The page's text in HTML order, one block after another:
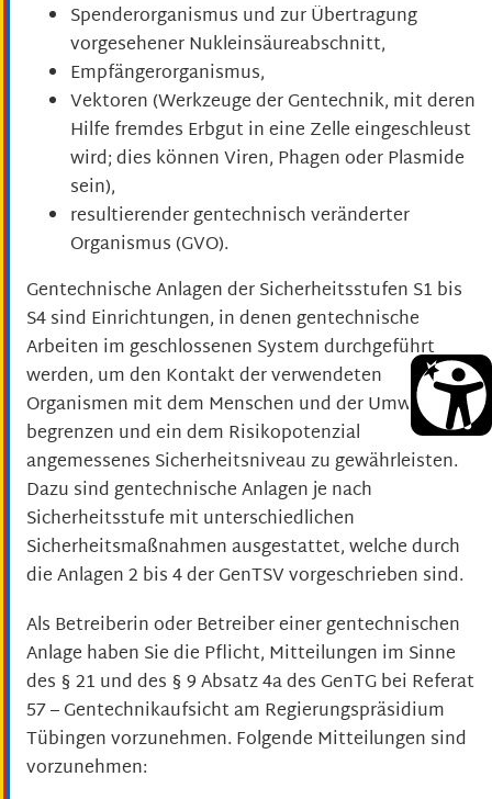
Spenderorganismus und zur Übertragung
vorgesehener Nukleinsäureabschnitt,
Empfängerorganismus,
Vektoren (Werkzeuge der Gentechnik, mit deren
Hilfe fremdes Erbgut in eine Zelle eingeschleust
wird; dies können Viren, Phagen oder Plasmide
sein),
resultierender gentechnisch veränderter
Organismus (GVO).
Gentechnische Anlagen der Sicherheitsstufen S1 bis
S4 sind Einrichtungen, in denen gentechnische
Arbeiten im geschlossenen System durchgeführt
werden, um den Kontakt der verwendeten
Organismen mit dem Menschen und der Umwelt zu
begrenzen und ein dem Risikopotenzial
angemessenes Sicherheitsniveau zu gewährleisten.
Dazu sind gentechnische Anlagen je nach
Sicherheitsstufe mit unterschiedlichen
Sicherheitsmaßnahmen ausgestattet, welche durch
die Anlagen 2 bis 4 der GenTSV vorgeschrieben sind.
Als Betreiberin oder Betreiber einer gentechnischen
Anlage haben Sie die Pflicht, Mitteilungen im Sinne
des § 21 und des § 9 Absatz 4a des GenTG bei Referat
57 – Gentechnikaufsicht am Regierungspräsidium
Tübingen vorzunehmen. Folgende Mitteilungen sind
vorzunehmen: